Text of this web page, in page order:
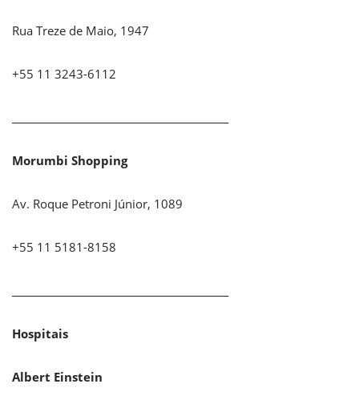
Rua Treze de Maio, 1947
+55 11 3243-6112
Morumbi Shopping
Av. Roque Petroni Júnior, 1089
+55 11 5181-8158
Hospitais
Albert Einstein